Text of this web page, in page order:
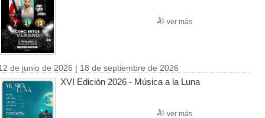
ver más
de junio de 2026 | 18 de septiembre de 2026
XVI Edición 2026 - Música a la Luna
ver más